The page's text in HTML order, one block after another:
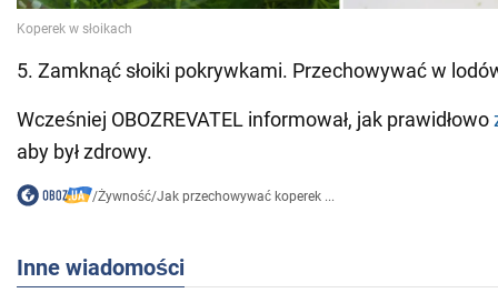
5. Zamknąć słoiki pokrywkami. Przechowywać w
Wcześniej OBOZREVATEL informował, jak prawidłowo
aby był zdrowy.
/Żywność/Jak przechowywać koperek ...
Inne wiadomości